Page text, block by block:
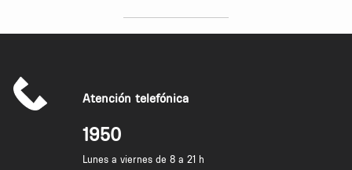
Atención telefónica
1950
Lunes a viernes de 8 a 21 h